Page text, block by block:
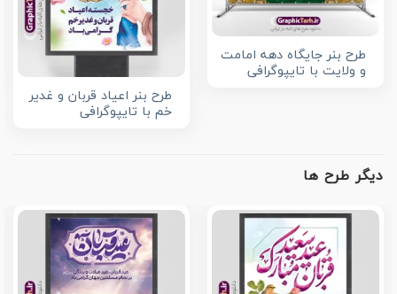
طرح بنر جایگاه دهه امامت
و ولایت با تایپوگرافی
طرح بنر اعیاد قربان و غدیر
خم با تایپوگرافی
دیگر طرح ها